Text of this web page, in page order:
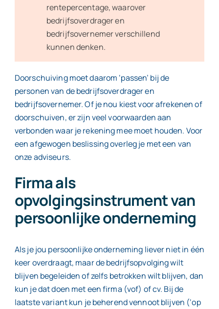
rentepercentage, waarover
bedrijfsoverdrager en
bedrijfsovernemer verschillend
kunnen denken.
Doorschuiving moet daarom ‘passen’ bij de
personen van de bedrijfsoverdrager en
bedrijfsovernemer. Of je nou kiest voor afrekenen of
doorschuiven, er zijn veel voorwaarden aan
verbonden waar je rekening mee moet houden. Voor
een afgewogen beslissing overleg je met een van
onze adviseurs.
Firma als
opvolgingsinstrument van
persoonlijke onderneming
Als je jou persoonlijke onderneming liever niet in één
keer overdraagt, maar de bedrijfsopvolging wilt
blijven begeleiden of zelfs betrokken wilt blijven, dan
kun je dat doen met een firma (vof) of cv. Bij de
laatste variant kun je beherend vennoot blijven (‘op